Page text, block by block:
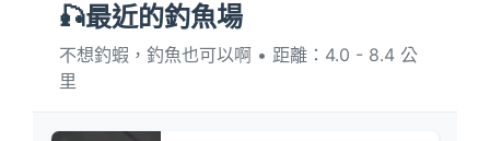
🎣最近的釣魚場
不想釣蝦，釣魚也可以啊 • 距離：4.0 - 8.4 公
里